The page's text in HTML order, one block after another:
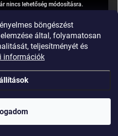
böngészést
által, folyamatosan
teljesítményét és
információk
nincs lehetőség módosításra.
van lehetőség! Csak új,
2025-ben** gyártott
– a gumik **pontos DOT-
Köszönjük. A
megrendelésre
tájékoztatásra. Csak
címre küldött e-mail